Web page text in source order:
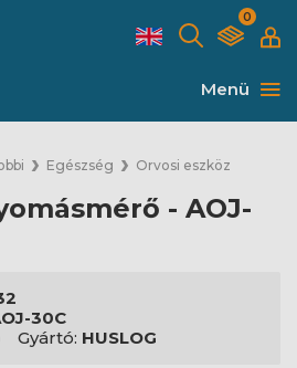
0
Menü
Egészség Orvosi eszköz
- AOJ-
30C
Gyártó: HUSLOG